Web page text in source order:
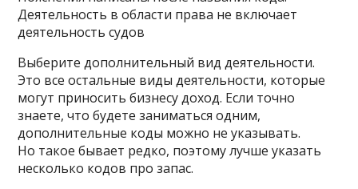
Деятельность в области права не включает
деятельность судов
Выберите дополнительный вид деятельности.
Это все остальные виды деятельности, которые
могут приносить бизнесу доход. Если точно
знаете, что будете заниматься одним,
дополнительные коды можно не указывать.
Но такое бывает редко, поэтому лучше указать
несколько кодов про запас.